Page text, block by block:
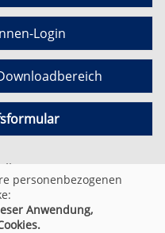
Login
personenbezogenen
Anwendung,